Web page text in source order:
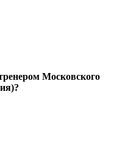
Московского